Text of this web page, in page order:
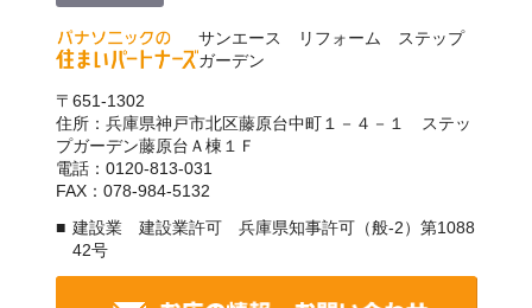
サンエース リフォーム ステップ
ガーデン
〒651-1302
住所：兵庫県神戸市北区藤原台中町１－４－１ ステッ
プガーデン藤原台Ａ棟１Ｆ
電話：0120-813-031
FAX：078-984-5132
建設業 建設業許可 兵庫県知事許可（般-2）第1088
42号